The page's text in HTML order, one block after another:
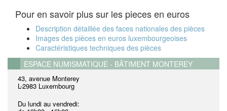
Pour en savoir plus sur les pieces en euros
Description détaillée des faces nationales des pièces
Images des pièces en euros luxembourgeoises
Caractéristiques techniques des pièces
ESPACE NUMISMATIQUE - BÂTIMENT MONTEREY
43, avenue Monterey
L-2983 Luxembourg
Du lundi au vendredi: